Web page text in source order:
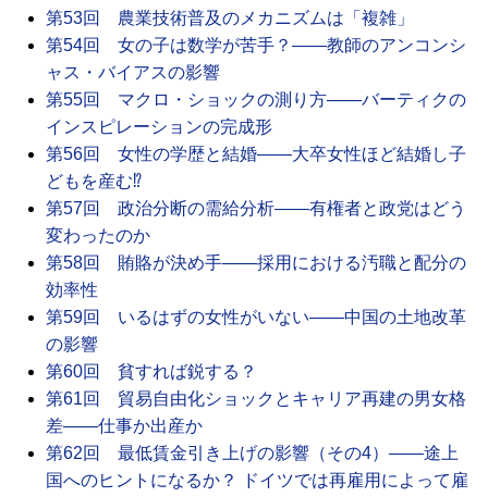
第53回 農業技術普及のメカニズムは「複雑」
第54回 女の子は数学が苦手？――教師のアンコンシ
ャス・バイアスの影響
第55回 マクロ・ショックの測り方――バーティクの
インスピレーションの完成形
第56回 女性の学歴と結婚――大卒女性ほど結婚し子
どもを産む⁉
第57回 政治分断の需給分析――有権者と政党はどう
変わったのか
第58回 賄賂が決め手――採用における汚職と配分の
効率性
第59回 いるはずの女性がいない――中国の土地改革
の影響
第60回 貧すれば鋭する？
第61回 貿易自由化ショックとキャリア再建の男女格
差――仕事か出産か
第62回 最低賃金引き上げの影響（その4）――途上
国へのヒントになるか？ ドイツでは再雇用によって雇